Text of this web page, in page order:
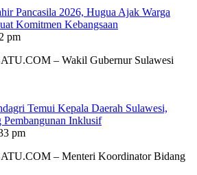
Pancasila 2026, Hugua Ajak Warga
Komitmen Kebangsaan
pm
– Wakil Gubernur Sulawesi
Temui Kepala Daerah Sulawesi,
Inklusif
pm
– Menteri Koordinator Bidang